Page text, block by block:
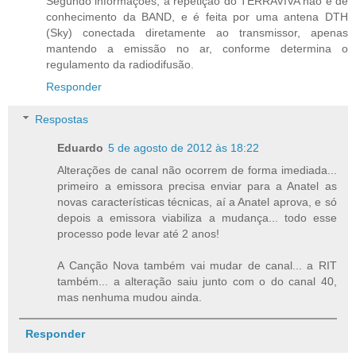
conhecimento da BAND, e é feita por uma antena DTH
(Sky) conectada diretamente ao transmissor, apenas
mantendo a emissão no ar, conforme determina o
regulamento da radiodifusão.
Responder
Respostas
Eduardo 5 de agosto de 2012 às 18:22
Alterações de canal não ocorrem de forma imediada...
primeiro a emissora precisa enviar para a Anatel as
novas características técnicas, aí a Anatel aprova, e só
depois a emissora viabiliza a mudança... todo esse
processo pode levar até 2 anos!
A Canção Nova também vai mudar de canal... a RIT
também... a alteração saiu junto com o do canal 40,
mas nenhuma mudou ainda.
Responder